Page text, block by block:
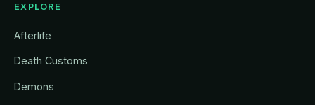
EXPLORE
Afterlife
Death Customs
Demons